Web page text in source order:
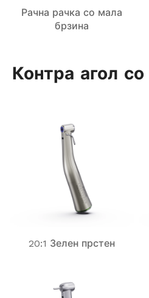
Рачна рачка со мала
брзина
Контра агол
20:1 Зелен прстен